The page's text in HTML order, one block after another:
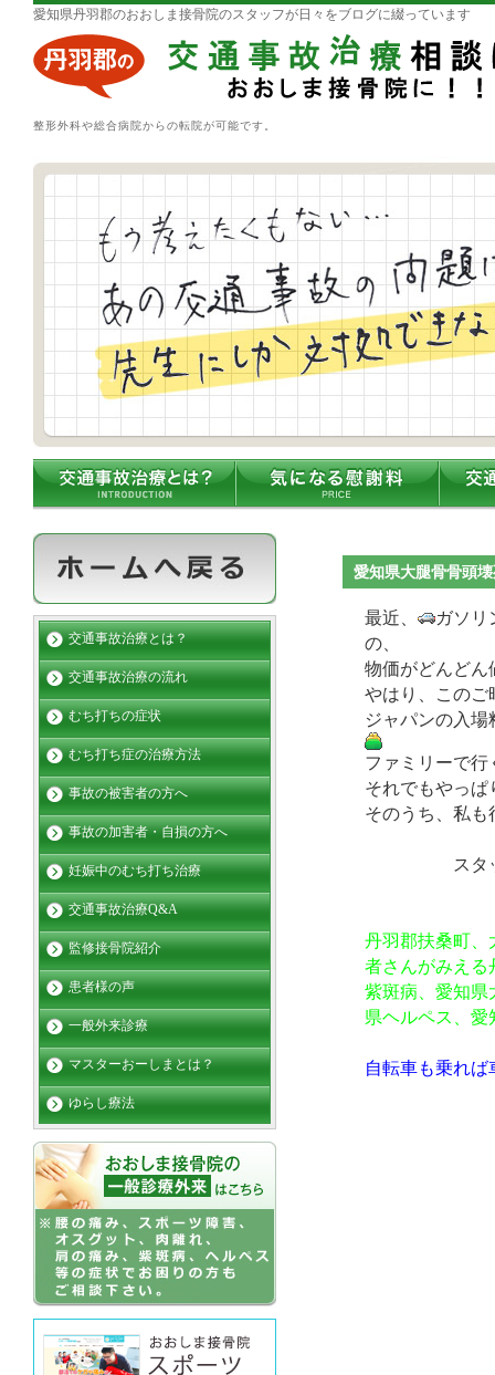
愛知県丹羽郡のおおしま接骨院のスタッフが日々をブログに綴っています
整形外科や総合病院からの転院が可能です。
愛知県大腿骨骨頭
最近、
ガソリ
の、
物価がどんどん
やはり、このご
ジャパンの入
ファミリーで行
それでもやっぱ
そのうち、私も
スタッフ
丹羽郡扶桑町、
者さんがみえる
紫斑病、愛知県
県ヘルペス、愛
自転車も乗れば
交通事故治療とは？
交通事故治療の流れ
むち打ちの症状
むち打ち症の治療方法
事故の被害者の方へ
事故の加害者・自損の方へ
妊娠中のむち打ち治療
交通事故治療Q&A
監修接骨院紹介
患者様の声
一般外来診療
マスターおーしまとは？
ゆらし療法